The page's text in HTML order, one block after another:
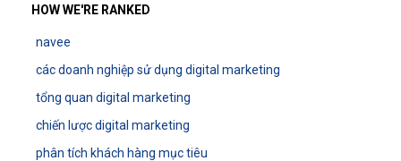
HOW WE'RE RANKED
navee
các doanh nghiệp sử dụng digital marketing
tổng quan digital marketing
chiến lược digital marketing
phân tích khách hàng mục tiêu